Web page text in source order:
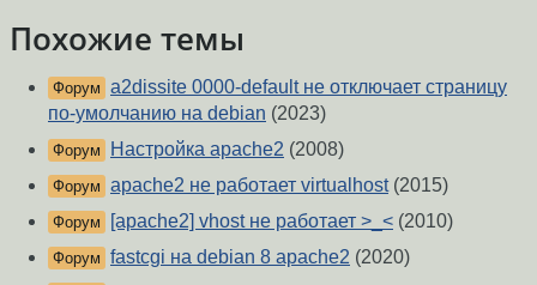
Похожие темы
Форум a2dissite 0000-default не отключает страницу
по-умолчанию на debian (2023)
Форум Настройка apache2 (2008)
Форум apache2 не работает virtualhost(2015)
Форум [apache2] vhost не работает >_< (2010)
Форум fastcgi на debian 8 apache2 (2020)